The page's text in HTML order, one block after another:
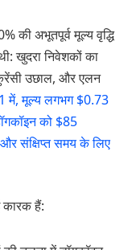
की अभूतपूर्व मूल्य वृद्धि
खुदरा निवेशकों का
उछाल, और एलन
में, मूल्य लगभग $0.73
को $85
संक्षिप्त समय के लिए
कारक हैं: